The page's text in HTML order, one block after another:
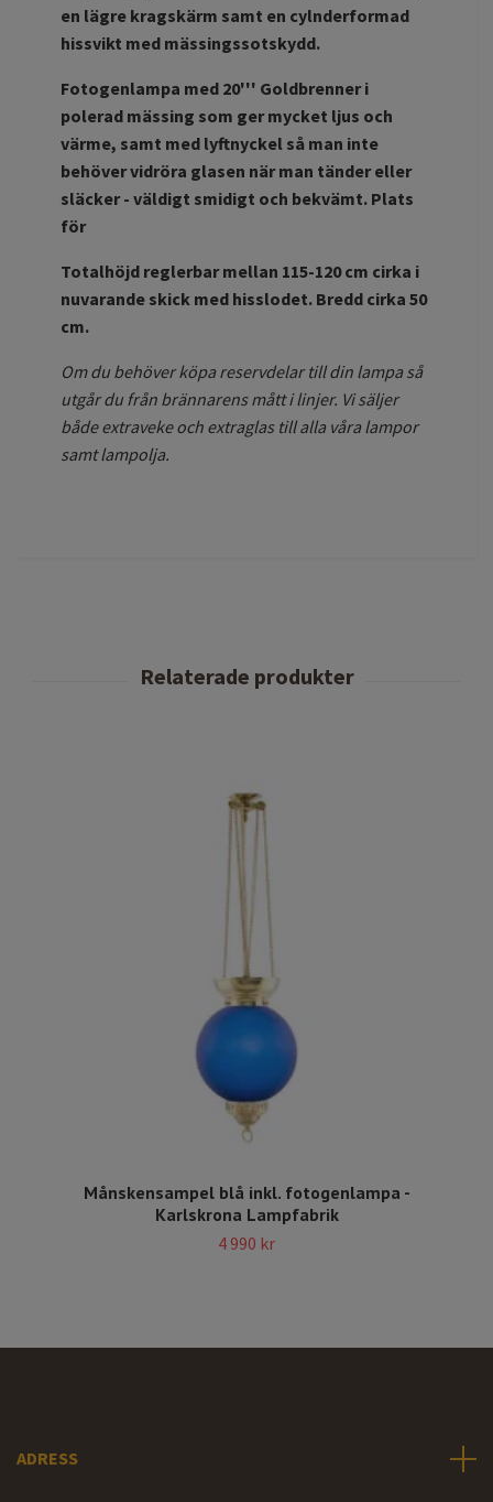
en lägre kragskärm samt en cylnderformad
hissvikt med mässingssotskydd.
Fotogenlampa med 20''' Goldbrenner i
polerad mässing som ger mycket ljus och
värme, samt med lyftnyckel så man inte
behöver vidröra glasen när man tänder eller
släcker - väldigt smidigt och bekvämt. Plats
för
Totalhöjd reglerbar mellan 115-120 cm cirka i
nuvarande skick med hisslodet. Bredd cirka 50
cm.
Om du behöver köpa reservdelar till din lampa så
utgår du från brännarens mått i linjer. Vi säljer
både extraveke och extraglas till alla våra lampor
samt lampolja.
Månskensampel blå inkl. fotogenlampa -
Karlskrona Lampfabrik
4 990 kr
ADRESS